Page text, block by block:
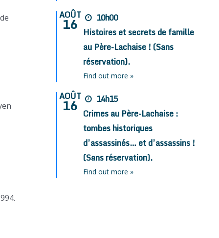
AOÛT
16
10h00
Histoires et secrets de famille
au Père-Lachaise ! (Sans
réservation).
Find out more »
AOÛT
16
14h15
Crimes au Père-Lachaise :
tombes historiques
d’assassinés… et d’assassins !
(Sans réservation).
Find out more »